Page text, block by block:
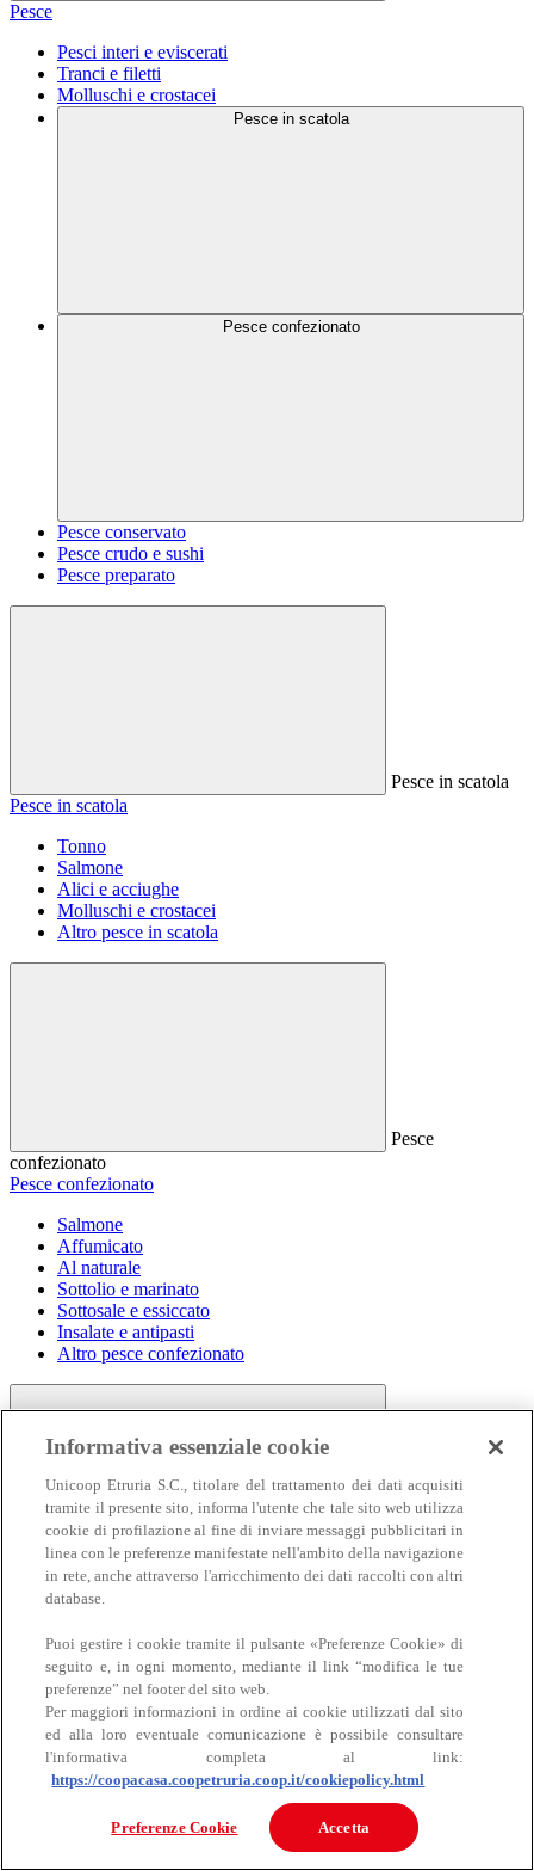
Pesce
Pesci interi e eviscerati
Tranci e filetti
Molluschi e crostacei
Pesce in scatola
Pesce confezionato
Pesce conservato
Pesce crudo e sushi
Pesce preparato
Pesce in scatola
Pesce in scatola
Tonno
Salmone
Alici e acciughe
Molluschi e crostacei
Altro pesce in scatola
Pesce
confezionato
Pesce confezionato
Salmone
Affumicato
Al naturale
Sottolio e marinato
Sottosale e essiccato
Insalate e antipasti
Altro pesce confezionato
Carne
Carne
Bovino
Informativa essenziale cookie
Unicoop Etruria S.C., titolare del trattamento dei dati acquisiti
tramite il presente sito, informa l'utente che tale sito web utilizza
cookie di profilazione al fine di inviare messaggi pubblicitari in
linea con le preferenze manifestate nell'ambito della navigazione
in rete, anche attraverso l'arricchimento dei dati raccolti con altri
database.
Puoi gestire i cookie tramite il pulsante «Preferenze Cookie» di
seguito e, in ogni momento, mediante il link “modifica le tue
preferenze” nel footer del sito web.
Per maggiori informazioni in ordine ai cookie utilizzati dal sito
ed alla loro eventuale comunicazione è possibile consultare
l'informativa completa al link:
https://coopacasa.coopetruria.coop.it/cookiepolicy.html
Preferenze Cookie Accetta